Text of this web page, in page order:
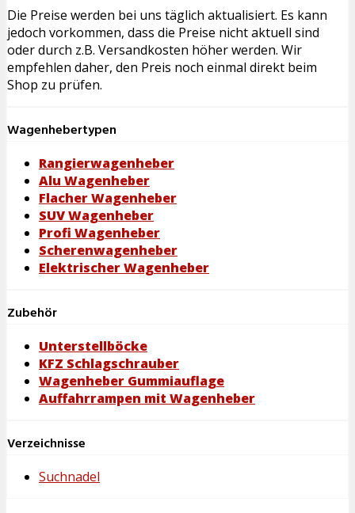
Die Preise werden bei uns täglich aktualisiert. Es kann
jedoch vorkommen, dass die Preise nicht aktuell sind
oder durch z.B. Versandkosten höher werden. Wir
empfehlen daher, den Preis noch einmal direkt beim
Shop zu prüfen.
Wagenhebertypen
Rangierwagenheber
Alu Wagenheber
Flacher Wagenheber
SUV Wagenheber
Profi Wagenheber
Scherenwagenheber
Elektrischer Wagenheber
Zubehör
Unterstellböcke
KFZ Schlagschrauber
Wagenheber Gummiauflage
Auffahrrampen mit Wagenheber
Verzeichnisse
Suchnadel